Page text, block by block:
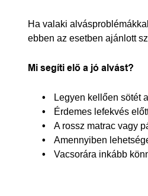
Ha valaki
ebben az esetben ajánlott
Mi segíti elő a jó alvást?
Legyen kellően sötét
Érdemes lefekvés
A rossz matrac vagy
Amennyiben
Vacsorára inkább